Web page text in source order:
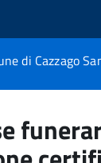
principale
di Cazzago